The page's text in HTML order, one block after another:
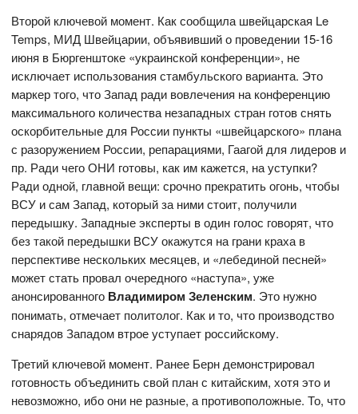
Второй ключевой момент. Как сообщила швейцарская Le
Temps, МИД Швейцарии, объявивший о проведении 15-16
июня в Бюргенштоке «украинской конференции», не
исключает использования стамбульского варианта. Это
маркер того, что Запад ради вовлечения на конференцию
максимального количества незападных стран готов снять
оскорбительные для России пункты «швейцарского» плана
с разоружением России, репарациями, Гаагой для лидеров и
пр. Ради чего ОНИ готовы, как им кажется, на уступки?
Ради одной, главной вещи: срочно прекратить огонь, чтобы
ВСУ и сам Запад, который за ними стоит, получили
передышку. Западные эксперты в один голос говорят, что
без такой передышки ВСУ окажутся на грани краха в
перспективе нескольких месяцев, и «лебединой песней»
может стать провал очередного «наступа», уже
анонсированного Владимиром Зеленским. Это нужно
понимать, отмечает политолог. Как и то, что производство
снарядов Западом втрое уступает российскому.
Третий ключевой момент. Ранее Берн демонстрировал
готовность объединить свой план с китайским, хотя это и
невозможно, ибо они не разные, а противоположные. То, что